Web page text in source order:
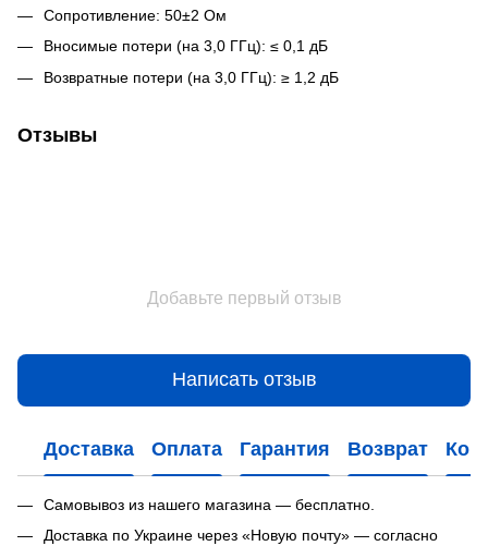
Сопротивление: 50±2 Ом
Вносимые потери (на 3,0 ГГц): ≤ 0,1 дБ
Возвратные потери (на 3,0 ГГц): ≥ 1,2 дБ
Отзывы
Добавьте первый отзыв
Написать отзыв
Доставка Оплата Гарантия Возврат
Самовывоз из нашего магазина — бесплатно.
Доставка по Украине через «Новую почту» — согласно